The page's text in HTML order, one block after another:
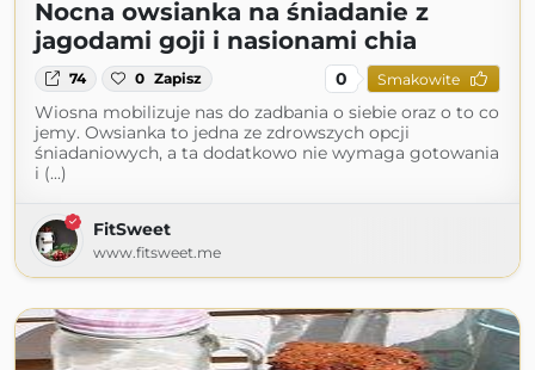
Nocna owsianka na śniadanie z
jagodami goji i nasionami chia
74 0 Zapisz 0 Smakowite
Wiosna mobilizuje nas do zadbania o siebie oraz o to co
jemy. Owsianka to jedna ze zdrowszych opcji
śniadaniowych, a ta dodatkowo nie wymaga gotowania
i (...)
FitSweet
www.fitsweet.me